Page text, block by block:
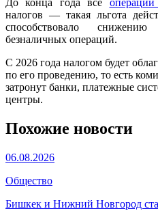
налогов — такая льгота
способствовало
безналичных операций.
С 2026 года налогом будет
по его проведению, то есть
затронут банки, платежные
центры.
Похожие новости
06.08.2026
Общество
Бишкек и Нижний Новгород